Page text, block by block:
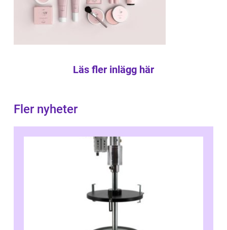
Läs fler inlägg här
Fler nyheter